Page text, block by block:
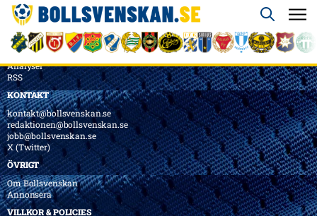
ÖVERSIKT
Nyheter & Reportage
Spelarbetyg
Analyser
RSS
KONTAKT
kontakt@bollsvenskan.se
redaktionen@bollsvenskan.se
jobb@bollsvenskan.se
X (Twitter)
ÖVRIGT
Om Bollsvenskan
Annonsera
VILLKOR & POLICIES